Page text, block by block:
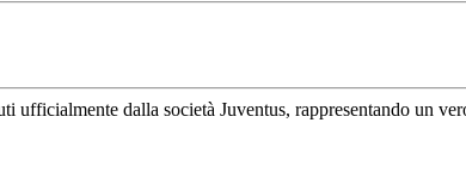
dalla società Juventus, rappresentando un